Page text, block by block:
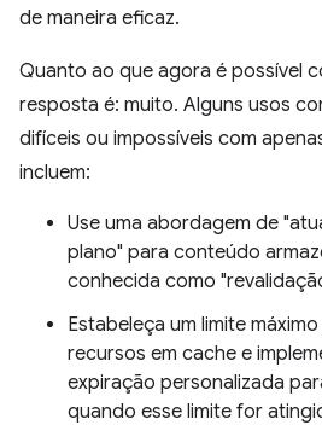
de maneira eficaz.
Quanto ao que agora é possível
resposta é: muito. Alguns usos
difíceis ou impossíveis com
incluem:
Use uma abordagem de
plano" para conteúdo
conhecida como
Estabeleça um limite
recursos em cache e
expiração personalizada
quando esse limite for